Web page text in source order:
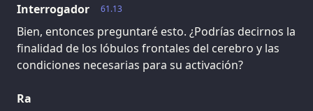
61.13
Interrogador
Bien, entonces preguntaré esto. ¿Podrías decirnos la
finalidad de los lóbulos frontales del cerebro y las
condiciones necesarias para su activación?
Ra